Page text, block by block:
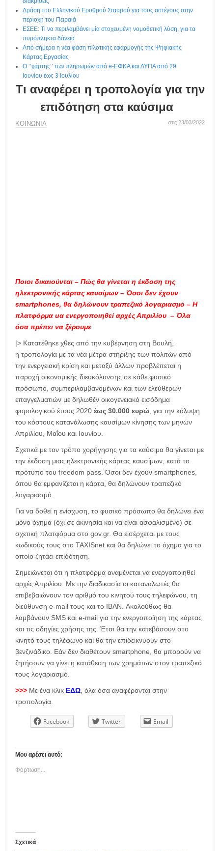
Δράση του Ελληνικού Ερυθρού Σταυρού για τους αστέγους στην
περιοχή του Πειραιά
ΕΣΕΕ: Τι να περιλαμβάνει μία στοχευμένη νομοθετική λύση, για τα
πυρόπληκτα δάνεια
Από σήμερα η νέα φάση πιλοτικής εφαρμογής της Ψηφιακής
Κάρτας Εργασίας
Ο ‘’χάρτης’’ των πληρωμών από e-ΕΦΚΑ και ΔΥΠΑ από 29
Ιουνίου έως 3 Ιουλίου
Τι αναφέρει η τροπολογία για την
επιδότηση στα καύσιμα
ΚΟΙΝΩΝΙΑ στις 23/03/2022
Ποιοι δικαιούνται – Πώς θα γίνεται η έκδοση της
ηλεκτρονικής κάρτας καυσίμων – Όσοι δεν έχουν
smartphones, θα δηλώνουν τραπεζικό λογαριασμό – H
πλατφόρμα uα ενεργοποιηθεί αρχές Απριλίου – Όλα
όσα πρέπει να ξέρουμε
|> Κατατέθηκε χθες από την κυβέρνηση στη Βουλή,
η τροπολογία με τα νέα μέτρα στήριξης των πολιτών από
την ενεργειακή κρίση και μεταξύ άλλων προβλέπεται η
παροχή οικονομικής διευκόλυνσης σε κάθε φυσικό
πρόσωπο, συμπεριλαμβανομένων και των ελεύθερων
επαγγελματιών με δηλωθέν οικογενειακό εισόδημα
φορολογικού έτους 2020 έως 30.000 ευρώ , για την κάλυψη
του κόστους κατανάλωσης καυσίμων κίνησης των μηνών
Απριλίου, Μαΐου και Ιουνίου.
Σχετικά με τον τρόπο χορήγησης για τα καύσιμα θα γίνεται με
την έκδοση μιας ηλεκτρονικής κάρτας καυσίμων, κατά το
πρότυπο του freedom pass. Όσοι δεν έχουν smartphones,
όπου θα εμφανίζεται η κάρτα, θα δηλώνουν τραπεζικό
λογαριασμό.
Για να δοθεί η ενίσχυση, το φυσικό πρόσωπο θα δηλώνει ένα
μόνο όχημα (όχι σε ακινησία και να είναι ασφαλισμένο) σε
σχετική πλατφόρμα στο gov.gr. Θα εισέρχεται με τους
κωδικούς τους στο TAXISnet και θα δηλώνει το όχημα για το
οποίο ζητάει επιδότηση.
Σημειώνεται ότι η πλατφόρμα αναμένεται να ενεργοποιηθεί
αρχές Απριλίου. Με την διαδικασία οι καταναλωτές θα
επιβεβαιώνουν τον αριθμό του κινητού τους τηλεφώνου, τη
διεύθυνση e-mail τους και το IBAN. Ακολούθως θα
λαμβάνουν SMS και e-mail για την ενεργοποίηση της κάρτας
και τις οδηγίες χρήσης της. Έτσι θα την κατεβάσουν στο
κινητό τους τηλέφωνο και θα την επιδεικνύουν στο
βενζινάδικο. Εάν δεν διαθέτουν smartphone, θα μπορούν να
ζητήσουν να γίνει η κατάθεση των χρημάτων στον τραπεζικό
τους λογαριασμό.
>>> Με ένα κλικ ΕΔΩ , όλα όσα αναφέρονται στην
τροπολογία.
Facebook Twitter Email
Μου αρέσει αυτό:
Φόρτωση...
Σχετικά